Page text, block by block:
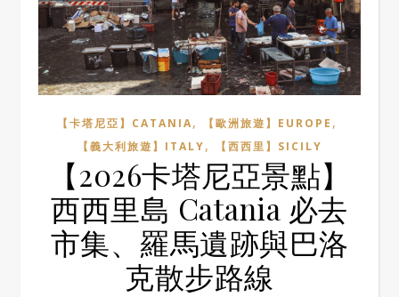
【卡塔尼亞】CATANIA, 【歐洲旅遊】EUROPE ,
【義大利旅遊】ITALY, 【西西里】SICILY
【2026卡塔尼亞景點】
西西里島 Catania 必去
市集、羅馬遺跡與巴洛
克散步路線